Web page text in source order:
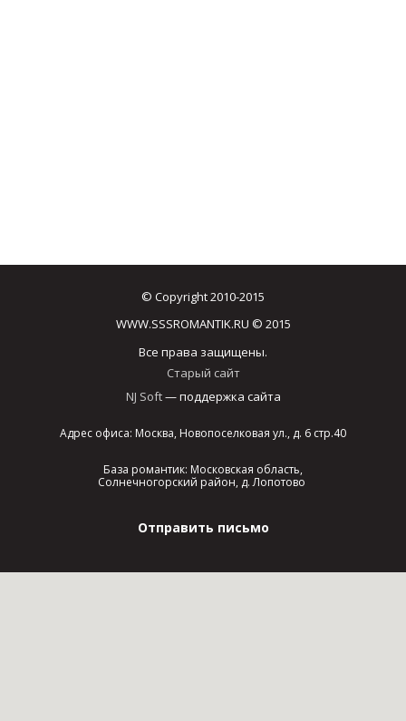
© Copyright 2010-2015
WWW.SSSROMANTIK.RU © 2015
Все права защищены.
Старый сайт
NJ Soft— поддержка сайта
Адрес офиса: Москва, Новопоселковая ул., д. 6 стр.40
База романтик: Московская область,
Солнечногорский район, д. Лопотово
Отправить письмо